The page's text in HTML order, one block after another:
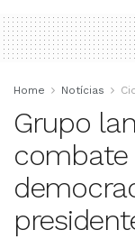
Home Notícias
Grupo
combate